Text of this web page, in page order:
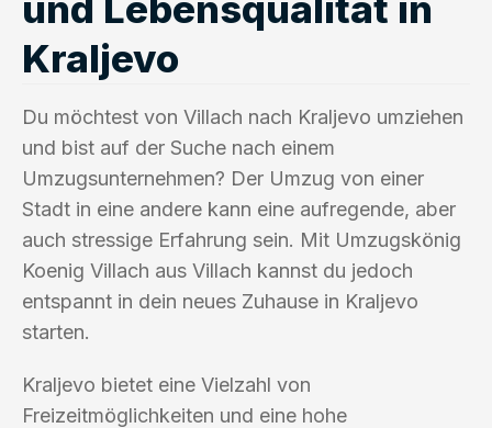
Kraljevo
Du möchtest von Villach nach Kraljevo umziehen
und bist auf der Suche nach einem
Umzugsunternehmen? Der Umzug von einer
Stadt in eine andere kann eine aufregende, aber
auch stressige Erfahrung sein. Mit Umzugskönig
Koenig Villach aus Villach kannst du jedoch
entspannt in dein neues Zuhause in Kraljevo
starten.
Kraljevo bietet eine Vielzahl von
Freizeitmöglichkeiten und eine hohe